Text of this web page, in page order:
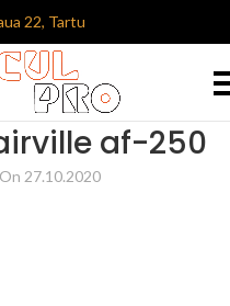
22, Tartu
af-250
On 27.10.2020